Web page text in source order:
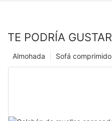
TE PODRÍA GUSTAR
Sofá comprimido
Almohada